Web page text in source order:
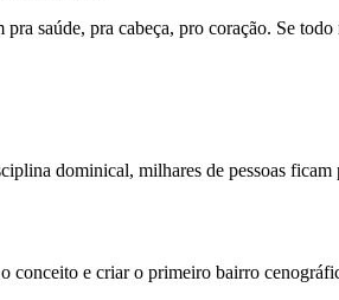
saúde, pra cabeça, pro coração. Se
dominical, milhares de pessoas
conceito e criar o primeiro bairro